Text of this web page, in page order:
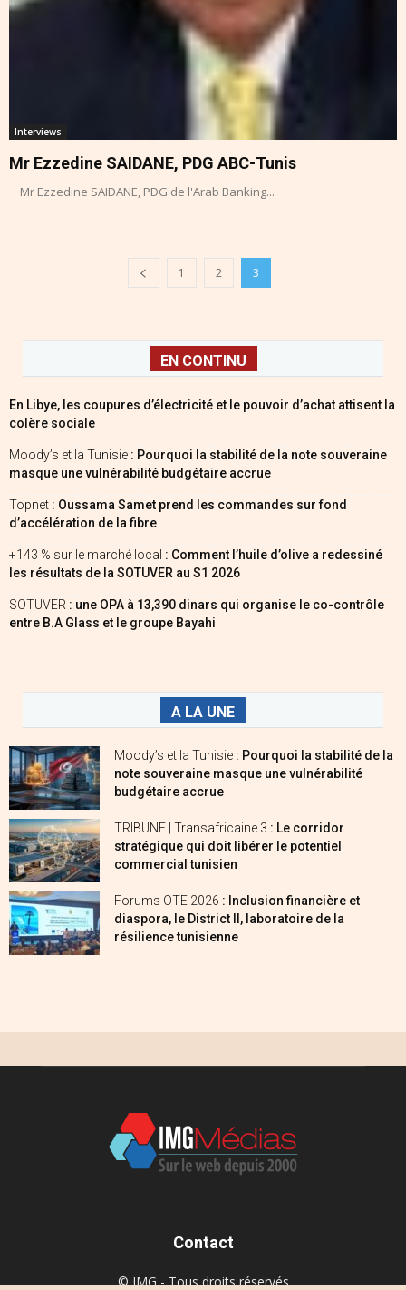
Interviews
Mr Ezzedine SAIDANE, PDG ABC-Tunis
Mr Ezzedine SAIDANE, PDG de l'Arab Banking...
1 2 3
EN CONTINU
En Libye, les coupures d’électricité et le pouvoir d’achat attisent la
colère sociale
Moody’s et la Tunisie : Pourquoi la stabilité de la note souveraine
masque une vulnérabilité budgétaire accrue
Topnet : Oussama Samet prend les commandes sur fond
d’accélération de la fibre
+143 % sur le marché local : Comment l’huile d’olive a redessiné
les résultats de la SOTUVER au S1 2026
SOTUVER : une OPA à 13,390 dinars qui organise le co-contrôle
entre B.A Glass et le groupe Bayahi
A LA UNE
Moody’s et la Tunisie : Pourquoi la stabilité de la
note souveraine masque une vulnérabilité
budgétaire accrue
TRIBUNE | Transafricaine 3 : Le corridor
stratégique qui doit libérer le potentiel
commercial tunisien
Forums OTE 2026 : Inclusion financière et
diaspora, le District II, laboratoire de la
résilience tunisienne
Contact
© IMG - Tous droits réservés